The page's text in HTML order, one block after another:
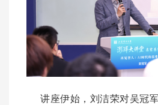
讲座伊始，刘洁荣对吴冠